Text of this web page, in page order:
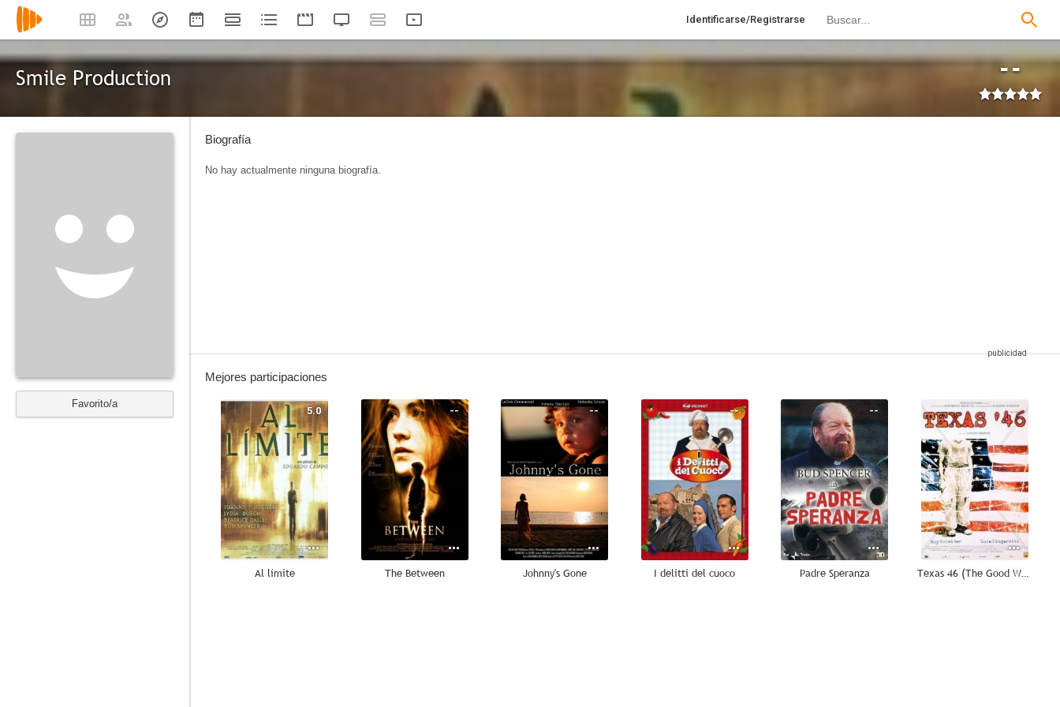
Identificarse/Registrarse
Smile Production --
Favorito/a
Biografía
No hay actualmente ninguna biografía.
Mejores participaciones
5.0
Al límite
--
The Between
--
Johnny's Gone
--
I delitti del cuoco
--
Padre Speranza
--
Texas 46 (The Good War)